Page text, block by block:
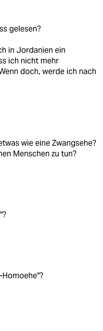
gelesen?
in Jordanien ein
ich nicht mehr
doch, werde ich nach
wie eine Zwangsehe?
Menschen zu tun?